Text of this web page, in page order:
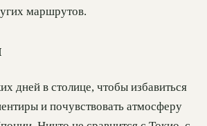
маршрутов.
дней в столице, чтобы избавиться
и почувствовать атмосферу